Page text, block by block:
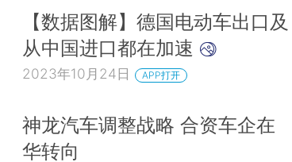
【数据图解】德国电动车出口及
从中国进口都在加速
2023年10月24日 APP打开
神龙汽车调整战略 合资车企在
华转向